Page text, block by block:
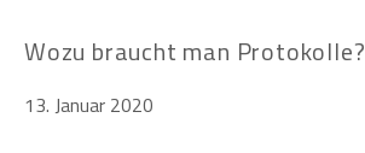
Wozu braucht man Protokolle?
13. Januar 2020